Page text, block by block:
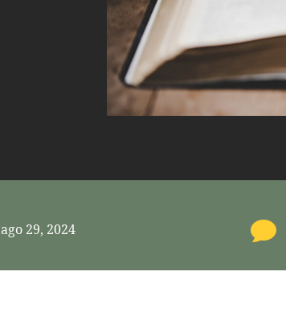
ago 29, 2024 